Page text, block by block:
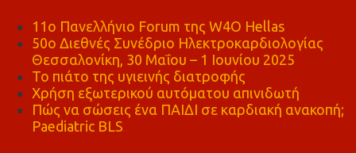
11ο Πανελλήνιο Forum της W4O Hellas
50ο Διεθνές Συνέδριο Ηλεκτροκαρδιολογίας
Θεσσαλονίκη, 30 Μαΐου – 1 Ιουνίου 2025
Το πιάτο της υγιεινής διατροφής
Χρήση εξωτερικού αυτόματου απινιδωτή
Πώς να σώσεις ένα ΠΑΙΔΙ σε καρδιακή ανακοπή;
Paediatric BLS